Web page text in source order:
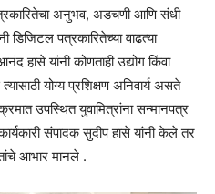
अनुभव, अडचणी आणि संधी
डिजिटल पत्रकारितेच्या वाढत्या
हासे यांनी कोणताही उद्योग किंवा
योग्य प्रशिक्षण अनिवार्य असते
उपस्थित युवामित्रांना सन्मानपत्र
संपादक सुदीप हासे यांनी केले तर
आभार मानले .